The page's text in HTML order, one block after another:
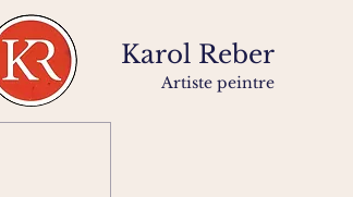
Karol Reber
Artiste peintre